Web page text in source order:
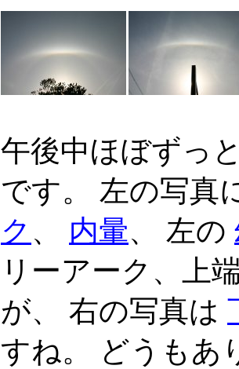
午後中ほぼずっ
です。 左の写真
ク 、 内暈、 左の
リーアーク、上
が、 右の写真は
すね。 どうもあ